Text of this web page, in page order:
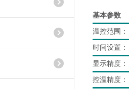
基本参数
温控范围：
时间设置：
显示精度：
控温精度：